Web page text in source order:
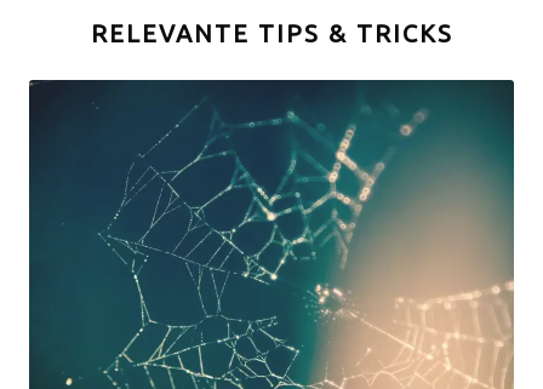
RELEVANTE TIPS & TRICKS